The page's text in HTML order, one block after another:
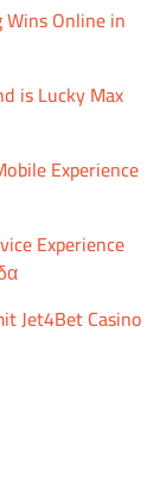
Online in
is Lucky Max
Experience
Experience
Jet4Bet Casino